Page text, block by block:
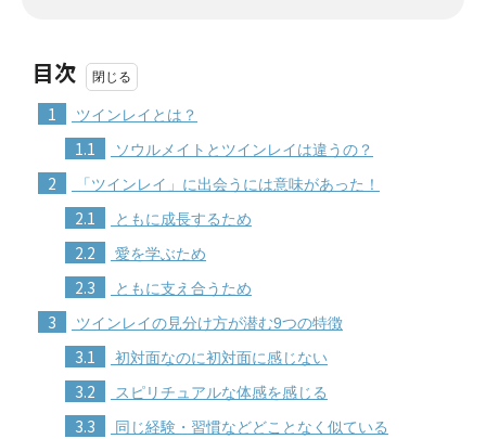
目次
1 ツインレイとは？
1.1 ソウルメイトとツインレイは違うの？
2 「ツインレイ」に出会うには意味があった！
2.1 ともに成長するため
2.2 愛を学ぶため
2.3 ともに支え合うため
3 ツインレイの見分け方が潜む9つの特徴
3.1 初対面なのに初対面に感じない
3.2 スピリチュアルな体感を感じる
3.3 同じ経験・習慣などどことなく似ている